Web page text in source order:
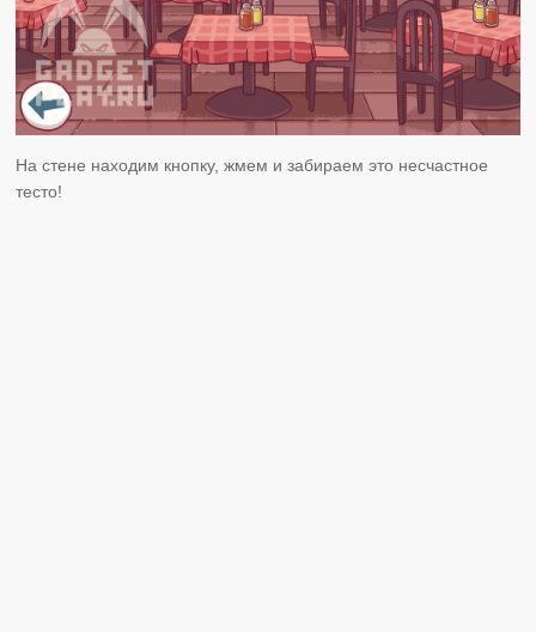
На стене находим кнопку, жмем и забираем это несчастное
тесто!